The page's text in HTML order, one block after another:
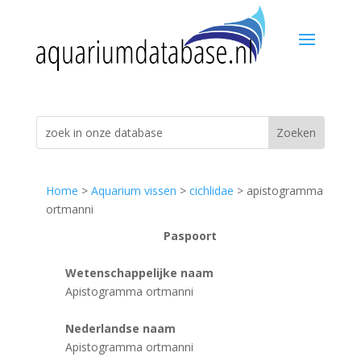
Home > Aquarium vissen > cichlidae > apistogramma
ortmanni
Paspoort
Wetenschappelijke naam
Apistogramma ortmanni
Nederlandse naam
Apistogramma ortmanni